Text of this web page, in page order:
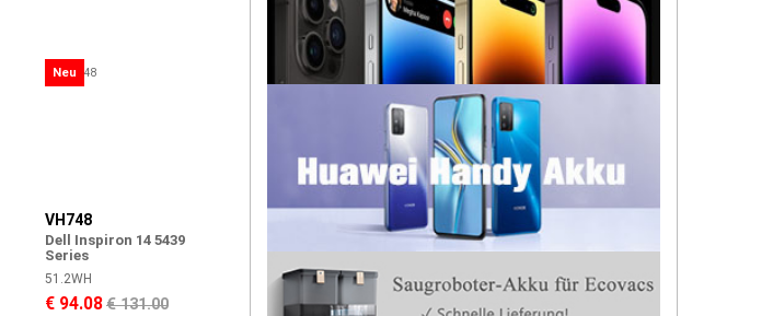
Neu
VH748
Dell Inspiron 14 5439
Series
51.2WH
€ 94.08€ 131.00